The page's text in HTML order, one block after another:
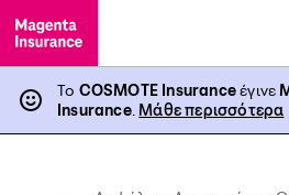
Το COSMOTE Insuranceέγινε
Insurance. Μάθε περισσότερα